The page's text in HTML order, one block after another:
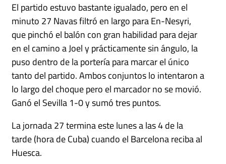
El partido estuvo bastante igualado, pero en el
minuto 27 Navas filtró en largo para En-Nesyri,
que pinchó el balón con gran habilidad para dejar
en el camino a Joel y prácticamente sin ángulo, la
puso dentro de la portería para marcar el único
tanto del partido. Ambos conjuntos lo intentaron a
lo largo del choque pero el marcador no se movió.
Ganó el Sevilla 1-0 y sumó tres puntos.
La jornada 27 termina este lunes a las 4 de la
tarde (hora de Cuba) cuando el Barcelona reciba al
Huesca.